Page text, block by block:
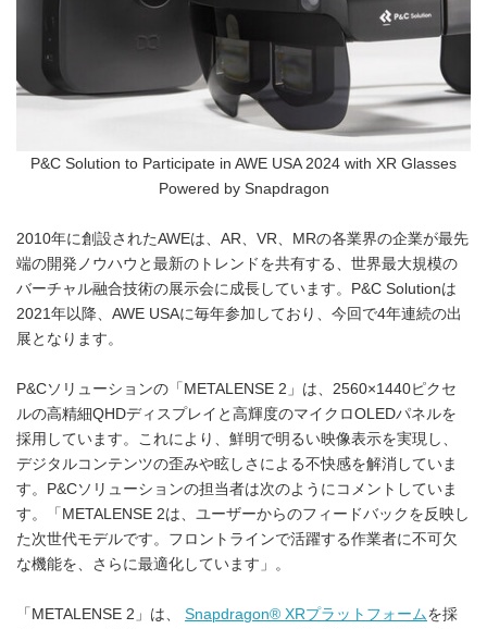
P&C Solution to Participate in AWE USA 2024 with XR Glasses
Powered by Snapdragon
2010年に創設されたAWEは、AR、VR、MRの各業界の企業が最先
端の開発ノウハウと最新のトレンドを共有する、世界最大規模の
バーチャル融合技術の展示会に成長しています。P&C Solutionは
2021年以降、AWE USAに毎年参加しており、今回で4年連続の出
展となります。
P&Cソリューションの「METALENSE 2」は、2560×1440ピクセ
ルの高精細QHDディスプレイと高輝度のマイクロOLEDパネルを
採用しています。これにより、鮮明で明るい映像表示を実現し、
デジタルコンテンツの歪みや眩しさによる不快感を解消していま
す。P&Cソリューションの担当者は次のようにコメントしていま
す。「METALENSE 2は、ユーザーからのフィードバックを反映し
た次世代モデルです。フロントラインで活躍する作業者に不可欠
な機能を、さらに最適化しています」。
「METALENSE 2」は、 Snapdragon® XRプラットフォームを採